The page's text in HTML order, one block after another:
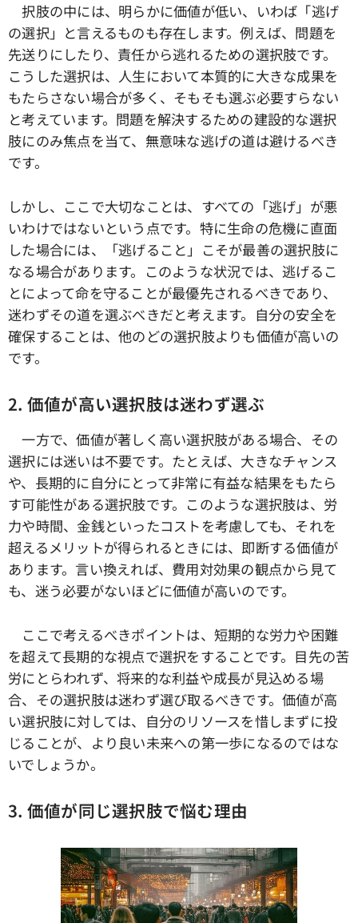
択肢の中には、明らかに価値が低い、いわば「逃げ
の選択」と言えるものも存在します。例えば、問題を
先送りにしたり、責任から逃れるための選択肢です。
こうした選択は、人生において本質的に大きな成果を
もたらさない場合が多く、そもそも選ぶ必要すらない
と考えています。問題を解決するための建設的な選択
肢にのみ焦点を当て、無意味な逃げの道は避けるべき
です。
しかし、ここで大切なことは、すべての「逃げ」が悪
いわけではないという点です。特に生命の危機に直面
した場合には、「逃げること」こそが最善の選択肢に
なる場合があります。このような状況では、逃げるこ
とによって命を守ることが最優先されるべきであり、
迷わずその道を選ぶべきだと考えます。自分の安全を
確保することは、他のどの選択肢よりも価値が高いの
です。
2. 価値が高い選択肢は迷わず選ぶ
一方で、価値が著しく高い選択肢がある場合、その
選択には迷いは不要です。たとえば、大きなチャンス
や、長期的に自分にとって非常に有益な結果をもたら
す可能性がある選択肢です。このような選択肢は、労
力や時間、金銭といったコストを考慮しても、それを
超えるメリットが得られるときには、即断する価値が
あります。言い換えれば、費用対効果の観点から見て
も、迷う必要がないほどに価値が高いのです。
ここで考えるべきポイントは、短期的な労力や困難
を超えて長期的な視点で選択をすることです。目先の苦
労にとらわれず、将来的な利益や成長が見込める場
合、その選択肢は迷わず選び取るべきです。価値が高
い選択肢に対しては、自分のリソースを惜しまずに投
じることが、より良い未来への第一歩になるのではな
いでしょうか。
3. 価値が同じ選択肢で悩む理由